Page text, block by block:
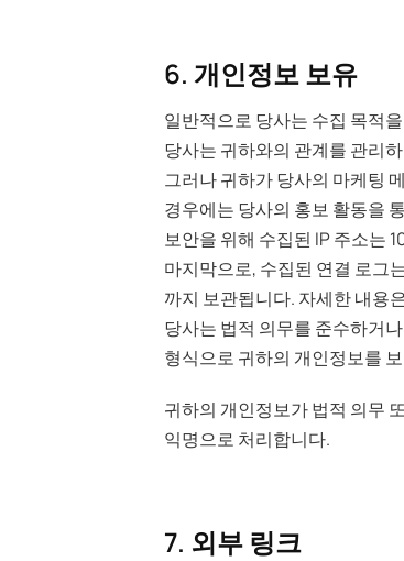
6. 개인정보 보유
일반적으로 당사는 수집 목적
당사는 귀하와의 관계를 관리
그러나 귀하가 당사의 마케팅
경우에는 당사의 홍보 활동을
보안을 위해 수집된 IP 주소는
마지막으로, 수집된 연결 로그
까지 보관됩니다. 자세한 내용
당사는 법적 의무를 준수하거
형식으로 귀하의 개인정보를
귀하의 개인정보가 법적 의무
익명으로 처리합니다.
7. 외부 링크